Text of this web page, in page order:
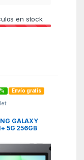
en stock
Envío gratis
GALAXY
5G 256GB